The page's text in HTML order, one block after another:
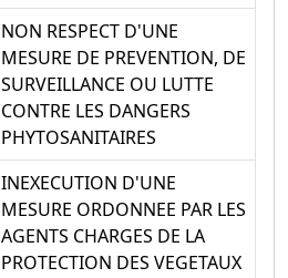
NON RESPECT D'UNE
MESURE DE PREVENTION, DE
SURVEILLANCE OU LUTTE
CONTRE LES DANGERS
PHYTOSANITAIRES
INEXECUTION D'UNE
MESURE ORDONNEE PAR LES
AGENTS CHARGES DE LA
PROTECTION DES VEGETAUX